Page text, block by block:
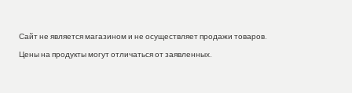
Сайт не является магазином и не осуществляет продажи товаров.
Цены на продукты могут отличаться от заявленных.